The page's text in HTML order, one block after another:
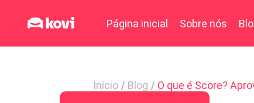
Página inicial Sobre nós
Início Blog O que é Score?